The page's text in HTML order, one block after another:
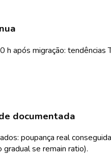
após migração: tendências
documentada
poupança real
se remain ratio).